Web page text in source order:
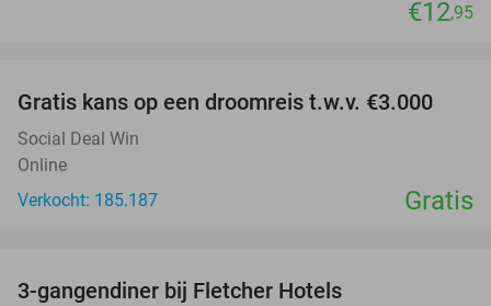
€12,95
Gratis kans op een droomreis t.w.v. €3.000
Social Deal Win
Online
Verkocht: 185.187
Gratis
3-gangendiner bij Fletcher Hotels